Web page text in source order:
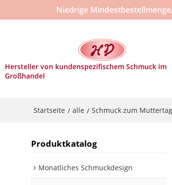
Niedrige
Hersteller von kundenspezifischem Schmuck im
Großhandel
Startseite / alle / Schmuck zum Muttertag
Produktkatalog
Monatliches Schmuckdesign